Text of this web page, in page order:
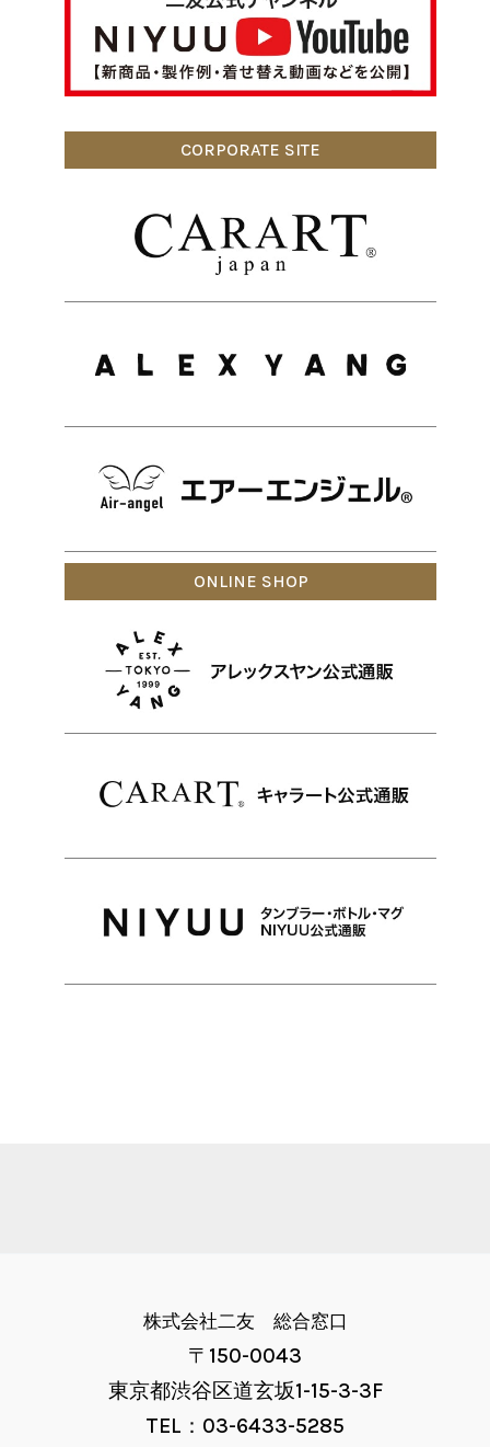
CORPORATE SITE
ONLINE SHOP
株式会社二友 総合窓口
〒150-0043
東京都渋谷区道玄坂1-15-3-3F
TEL：03-6433-5285